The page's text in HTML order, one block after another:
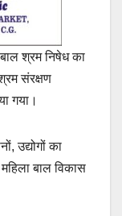
श्रम निषेध का
संरक्षण
गया।
उद्योगों का
बाल विकास